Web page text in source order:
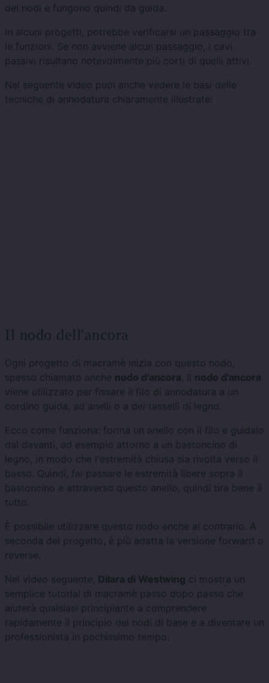
dei nodi e fungono quindi da guida.
In alcuni progetti, potrebbe verificarsi un passaggio tra
le funzioni. Se non avviene alcun passaggio, i cavi
passivi risultano notevolmente più corti di quelli attivi.
Nel seguente video puoi anche vedere le basi delle
tecniche di annodatura chiaramente illustrate:
Il nodo dell'ancora
Ogni progetto di macramè inizia con questo nodo,
spesso chiamato anche nodo d'ancora. Il nodo d'ancora
viene utilizzato per fissare il filo di annodatura a un
cordino guida, ad anelli o a dei tasselli di legno.
Ecco come funziona: forma un anello con il filo e guidalo
dal davanti, ad esempio attorno a un bastoncino di
legno, in modo che l'estremità chiusa sia rivolta verso il
basso. Quindi, fai passare le estremità libere sopra il
bastoncino e attraverso questo anello, quindi tira bene il
tutto.
È possibile utilizzare questo nodo anche al contrario. A
seconda del progetto, è più adatta la versione forward o
reverse.
Nel video seguente, Dilara di Westwing ci mostra un
semplice tutorial di macramè passo dopo passo che
aiuterà qualsiasi principiante a comprendere
rapidamente il principio dei nodi di base e a diventare un
professionista in pochissimo tempo: